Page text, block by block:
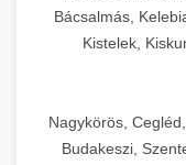
Bácsalmás,
Kistelek,
Nagykörös,
Budakeszi,